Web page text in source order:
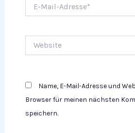
Mail-
Name, E-Mail-Adresse und
Browser für meinen nächsten
speichern.